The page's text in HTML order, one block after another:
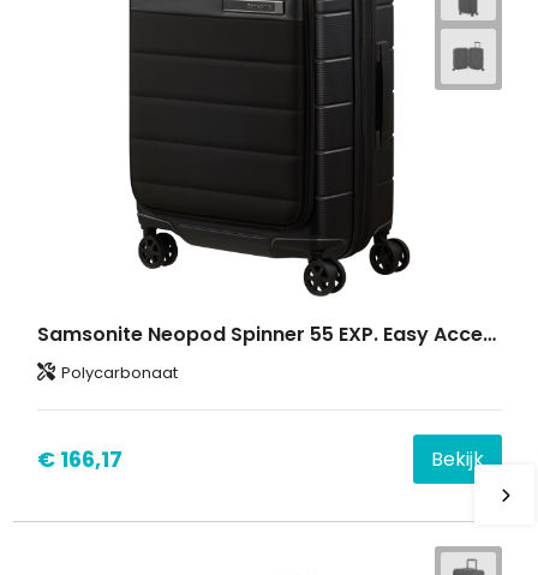
Samsonite Neopod Spinner 55 EXP. Easy Access FL
Polycarbonaat
€ 166,17 Bekijk